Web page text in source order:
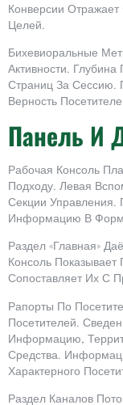
Конверсии
Целей.
Бихевиоральные
Активности.
Страниц За Сессию.
Верность
Панель И
Рабочая Консоль
Подходу. Левая
Секции Управления.
Информацию В
Раздел «Главная»
Консоль
Сопоставляет Их С
Рапорты По
Посетителей.
Информацию,
Средства.
Характерного
Раздел Каналов